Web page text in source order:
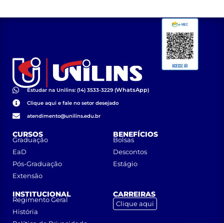
Estudar na Unilins: (14) 3533-3229 (WhatsApp)
Clique aqui e fale no setor desejado
atendimento@unilins.edu.br
CURSOS
Graduação
EaD
Pós-Graduação
Extensão
BENEFÍCIOS
Bolsas
Descontos
Estágio
INSTITUCIONAL
Regimento Geral
História
CARREIRAS
Clique aqui